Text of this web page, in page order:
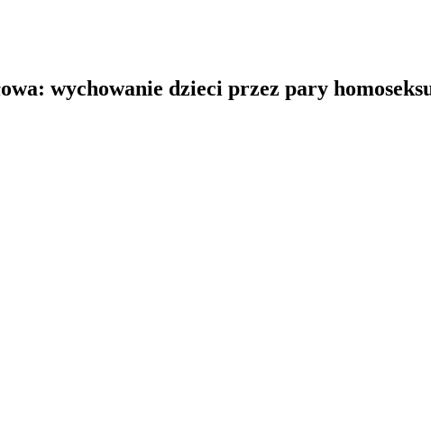
wychowanie dzieci przez pary